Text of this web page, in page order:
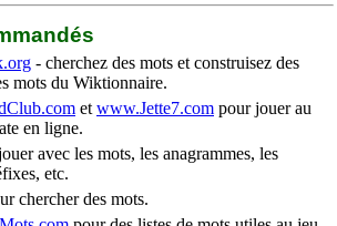
- cherchez des mots et construisez des
mots du Wiktionnaire.
et www.Jette7.com pour jouer au
en ligne.
avec les mots, les anagrammes, les
etc.
chercher des mots.